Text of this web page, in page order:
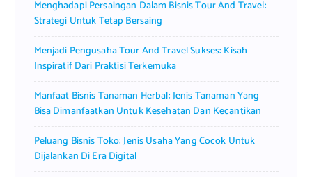
:Menghadapi Persaingan Dalam Bisnis Tour And Travel:
Strategi Untuk Tetap Bersaing
Menjadi Pengusaha Tour And Travel Sukses: Kisah
Inspiratif Dari Praktisi Terkemuka
Manfaat Bisnis Tanaman Herbal: Jenis Tanaman Yang
Bisa Dimanfaatkan Untuk Kesehatan Dan Kecantikan
Peluang Bisnis Toko: Jenis Usaha Yang Cocok Untuk
Dijalankan Di Era Digital